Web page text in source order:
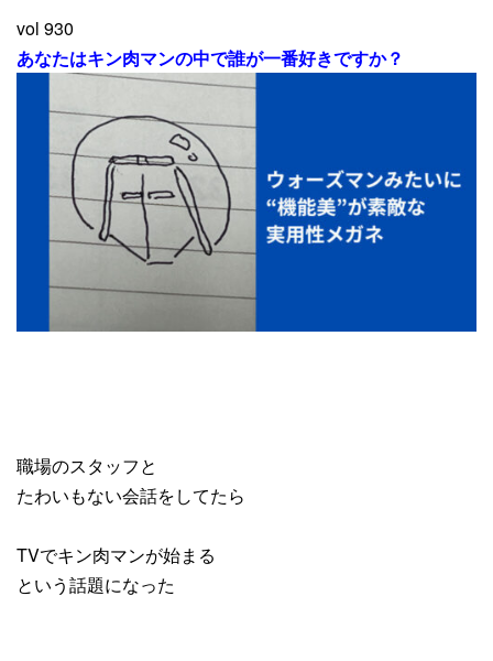
vol 930
あなたはキン肉マンの中で誰が一番好きですか？
職場のスタッフと
たわいもない会話をしてたら
TVでキン肉マンが始まる
という話題になった